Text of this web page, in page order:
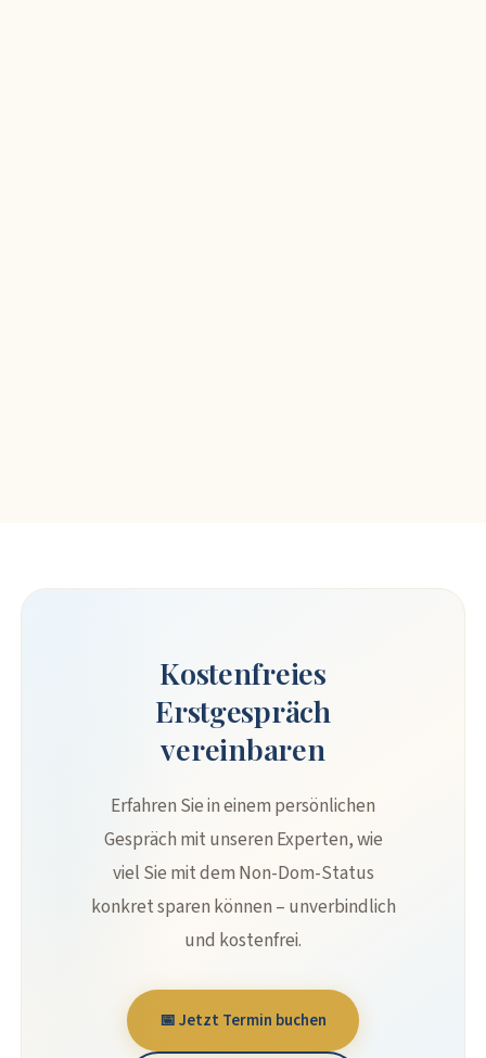
Kostenfreies
Erstgespräch
vereinbaren
Erfahren Sie in einem persönlichen
Gespräch mit unseren Experten, wie
viel Sie mit dem Non-Dom-Status
konkret sparen können – unverbindlich
und kostenfrei.
📅 Jetzt Termin buchen